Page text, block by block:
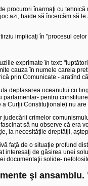
procurori înarmaţi cu
azi, haide să încercăm să
implicaţi în "procesul
exprimate în text:
cauza în numele careia
prin Comunicate - aratînd
deplasarea oceanului cu
pentru
Curţii Constituţionale) nu
judecării crimelor
să nu observe că era
la necesităţile dreptăţii,
faţă de o situaţie profund
interesaţi de găsirea unei
documentaţii solide-
şi ansamblu.